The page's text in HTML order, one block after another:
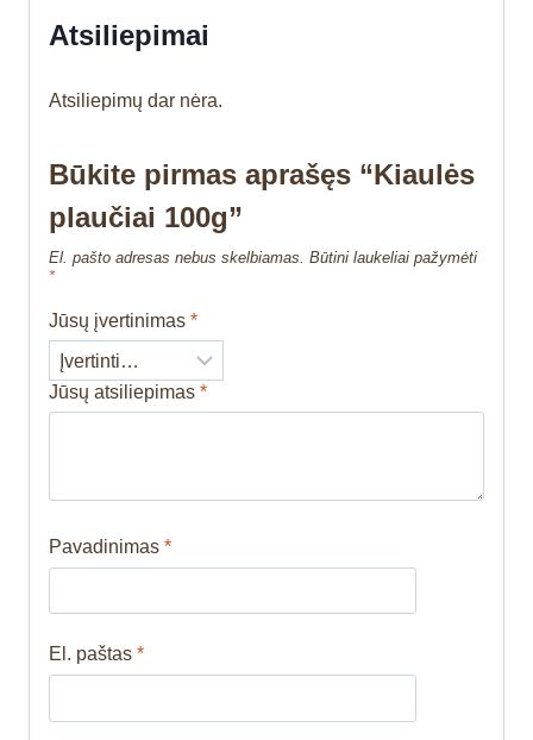
Atsiliepimai
Atsiliepimų dar nėra.
Būkite pirmas aprašęs “Kiaulės
plaučiai 100g”
El. pašto adresas nebus skelbiamas. Būtini laukeliai pažymėti
*
Jūsų įvertinimas *
Jūsų atsiliepimas *
Pavadinimas *
El. paštas *